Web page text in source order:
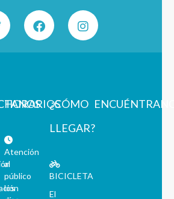
HORARIOS
Atención
al
público
los
¿CÓMO
LLEGAR?
BICICLETA
El